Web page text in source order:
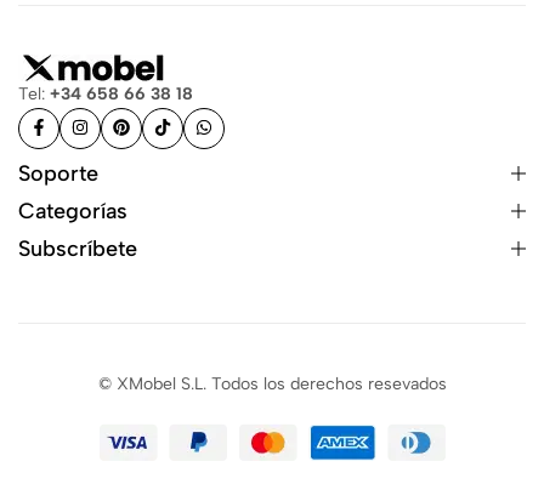
Tel: +34 658 66 38 18
Soporte
Categorías
Subscríbete
© XMobel S.L. Todos los derechos resevados